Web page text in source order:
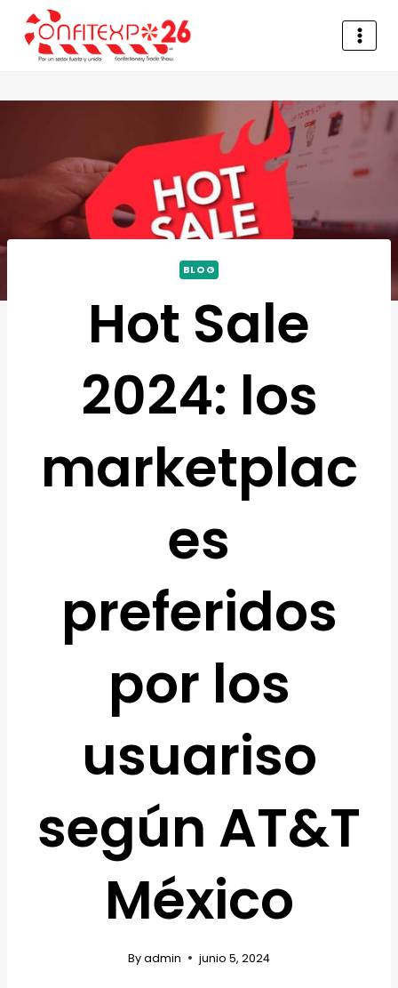
BLOG
Hot Sale
2024: los
marketplac
es
preferidos
por los
usuariso
según AT&T
México
Byadmin junio 5, 2024